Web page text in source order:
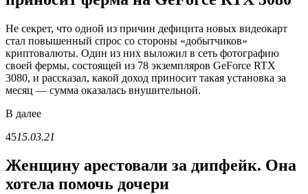
Не секрет, что одной из причин дефицита новых видеокарт
стал повышенный спрос со стороны «добытчиков»
криптовалюты. Один из них выложил в сеть фотографию
своей фермы, состоящей из 78 экземпляров GeForce RTX
3080, и рассказал, какой доход приносит такая установка за
месяц — сумма оказалась внушительной.
В далее
4515.03.21
Женщину арестовали за дипфейк. Она
хотела помочь дочери